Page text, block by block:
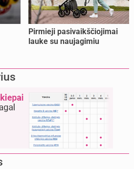
Pirmieji pasivaikščiojimai
lauke su naujagimiu